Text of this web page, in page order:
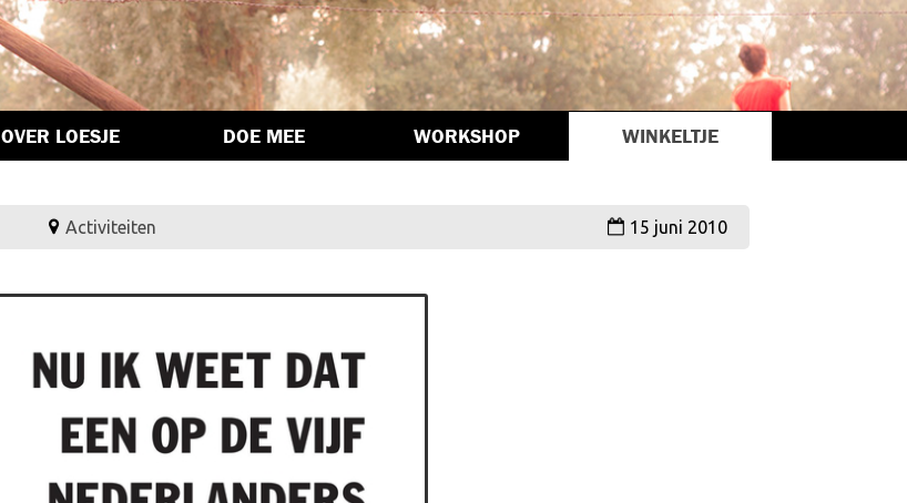
OVER LOESJE DOE MEE WORKSHOP WINKELTJE
Activiteiten 15 juni 2010